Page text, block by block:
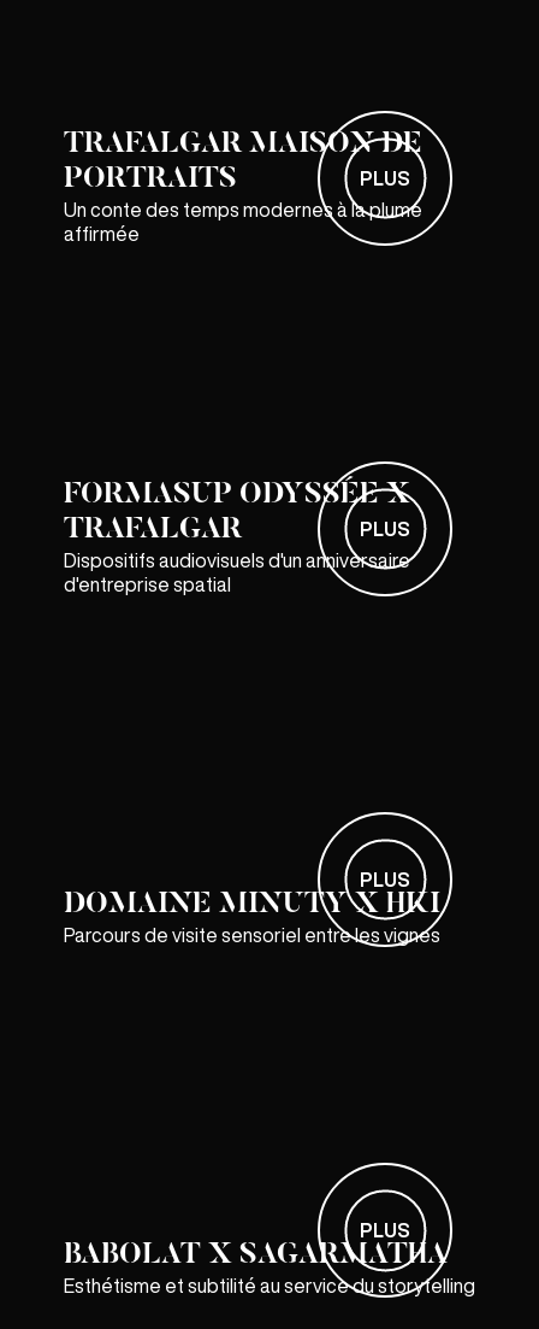
TRAFALGAR MAISON DE
PORTRAITS
Un conte des temps modernes à la plume
affirmée
PLUS
FORMASUP ODYSSÉE X
TRAFALGAR
Dispositifs audiovisuels d'un anniversaire
d'entreprise spatial
PLUS
DOMAINE MINUTY X HKI
Parcours de visite sensoriel entre les vignes
PLUS
BABOLAT X SAGARMATHA
Esthétisme et subtilité au service du storytelling
PLUS